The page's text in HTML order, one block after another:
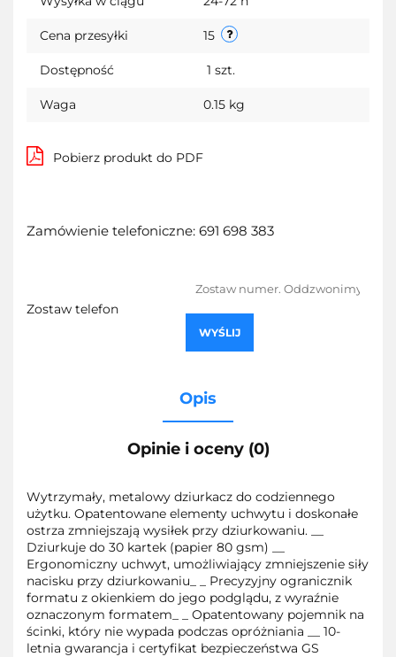
Cena przesyłki 15
Dostępność 1 szt.
Waga 0.15 kg
Pobierz produkt do PDF
Zamówienie telefoniczne: 691 698 383
Zostaw telefon
WYŚLIJ
Opis
Opinie i oceny (0)
Wytrzymały, metalowy dziurkacz do codziennego
użytku. Opatentowane elementy uchwytu i doskonałe
ostrza zmniejszają wysiłek przy dziurkowaniu. __
Dziurkuje do 30 kartek (papier 80 gsm) __
Ergonomiczny uchwyt, umożliwiający zmniejszenie siły
nacisku przy dziurkowaniu_ _ Precyzyjny ogranicznik
formatu z okienkiem do jego podglądu, z wyraźnie
oznaczonym formatem_ _ Opatentowany pojemnik na
ścinki, który nie wypada podczas opróżniania __ 10-
letnia gwarancja i certyfikat bezpieczeństwa GS